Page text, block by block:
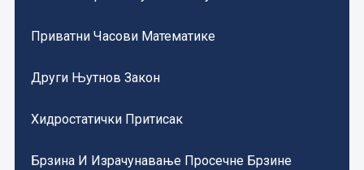
Приватни Часови Математике
Други Њутнов Закон
Хидростатички Притисак
Брзина И Израчунавање Просечне Брзине